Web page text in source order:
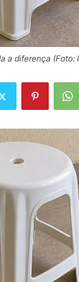
a diferença (Foto: